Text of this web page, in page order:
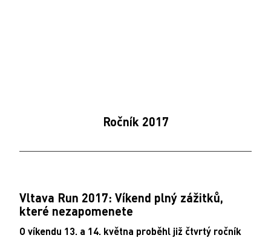
Ročník 2017
Vltava Run 2017: Víkend plný zážitků,
které nezapomenete
O víkendu 13. a 14. května proběhl již čtvrtý ročník